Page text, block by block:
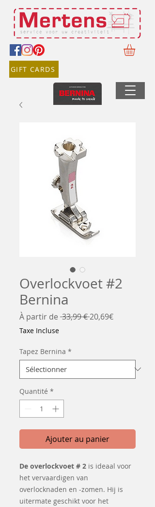
GIFT CARDS
Overlockvoet #2
Bernina
À partir de 33,99 € Prix
20,69€Prix
Taxe Incluse
Tapez Bernina *
Quantité *
Ajouter au panier
De overlockvoet # 2 is ideaal voor
het vervaardigen van
overlocknaden en -zomen. Hij is
uitermate geschikt voor het